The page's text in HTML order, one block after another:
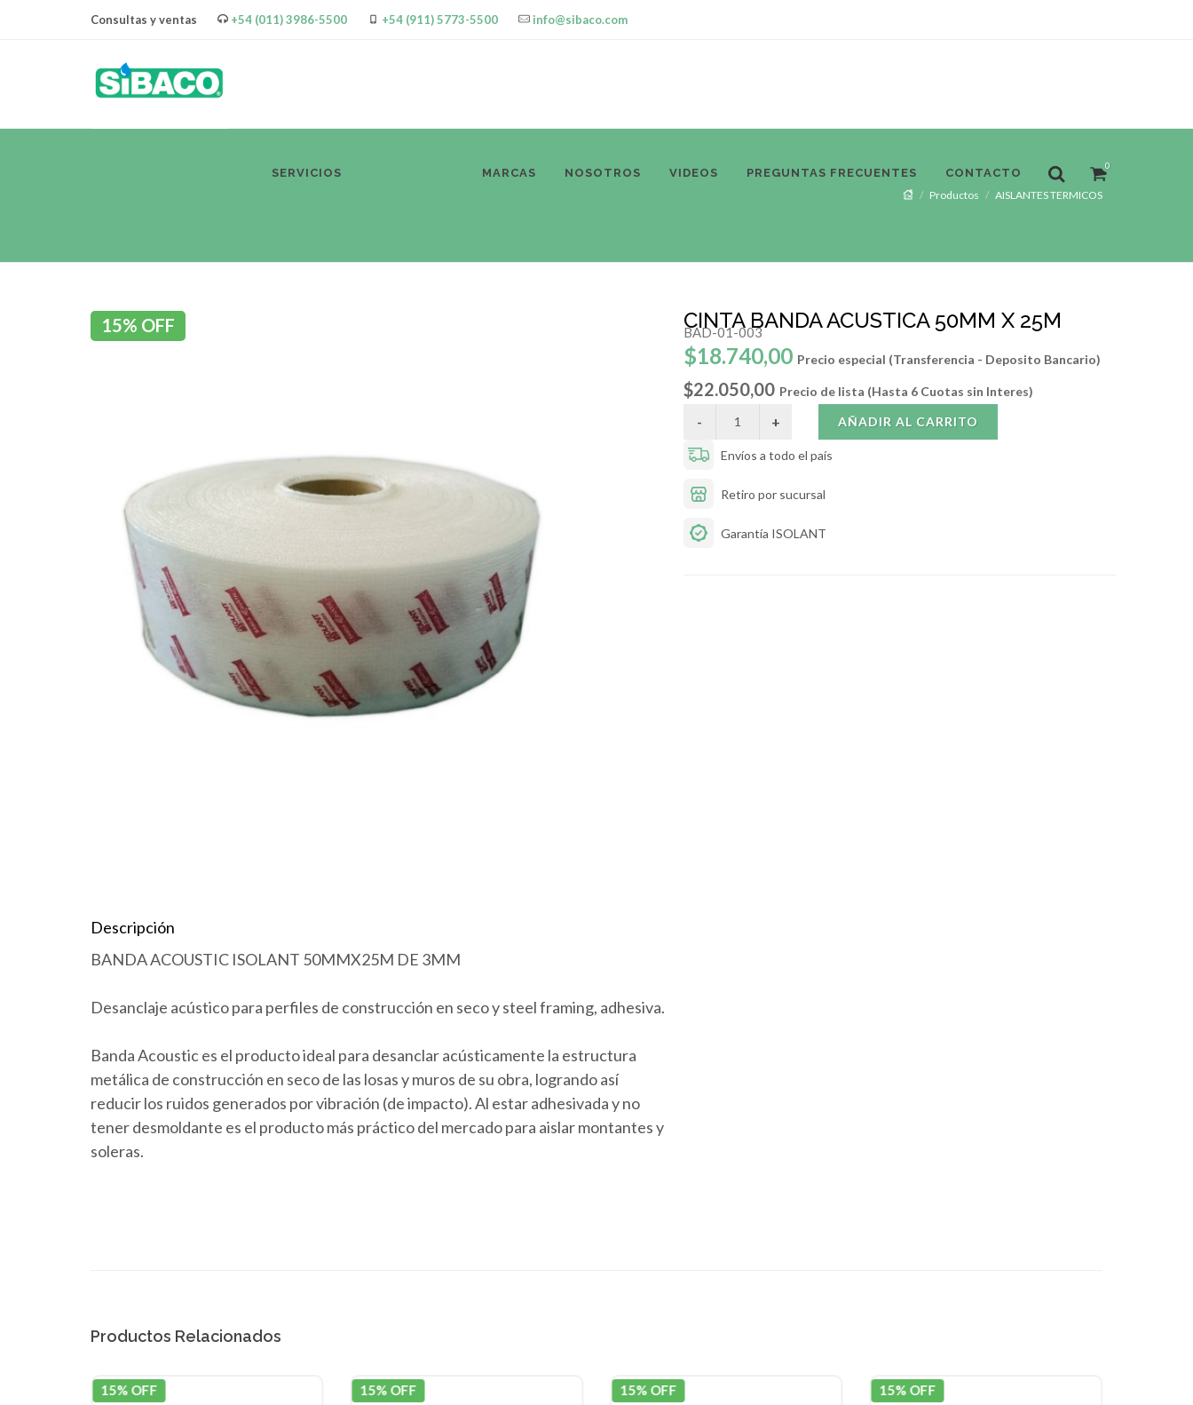
Consultas y ventas +54 (011) 3986-5500 +54 (911) 5773-5500 info@sibaco.com
SERVICIOS MARCAS NOSOTROS VIDEOS PREGUNTAS FRECUENTES CONTACTO
0
Productos AISLANTES TERMICOS
15% OFF
Descripción
BANDA ACOUSTIC ISOLANT 50MMX25M DE 3MM
Desanclaje acústico para perfiles de construcción en seco y steel framing, adhesiva.
Banda Acoustic es el producto ideal para desanclar acústicamente la estructura
metálica de construcción en seco de las losas y muros de su obra, logrando así
reducir los ruidos generados por vibración (de impacto). Al estar adhesivada y no
tener desmoldante es el producto más práctico del mercado para aislar montantes y
soleras.
CINTA BANDA ACUSTICA 50MM X 25M
BAD-01-003
$18.740,00 Precio especial (Transferencia - Deposito Bancario)
$22.050,00 Precio de lista (Hasta 6 Cuotas sin Interes)
AÑADIR AL CARRITO
Envíos a todo el país
Retiro por sucursal
Garantía ISOLANT
Productos Relacionados
15% OFF 15% OFF 15% OFF 15% OFF